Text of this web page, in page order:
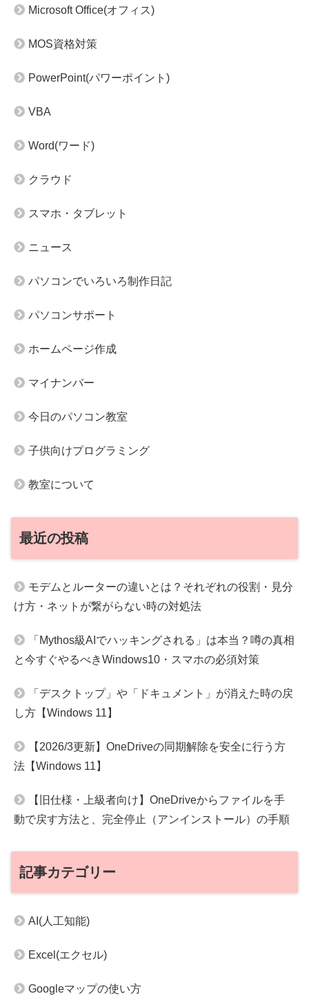
Microsoft Office(オフィス)
MOS資格対策
PowerPoint(パワーポイント)
VBA
Word(ワード)
クラウド
スマホ・タブレット
ニュース
パソコンでいろいろ制作日記
パソコンサポート
ホームページ作成
マイナンバー
今日のパソコン教室
子供向けプログラミング
教室について
最近の投稿
モデムとルーターの違いとは？それぞれの役割・見分
け方・ネットが繋がらない時の対処法
「Mythos級AIでハッキングされる」は本当？噂の真相
と今すぐやるべきWindows10・スマホの必須対策
「デスクトップ」や「ドキュメント」が消えた時の戻
し方【Windows 11】
【2026/3更新】OneDriveの同期解除を安全に行う方
法【Windows 11】
【旧仕様・上級者向け】OneDriveからファイルを手
動で戻す方法と、完全停止（アンインストール）の手順
記事カテゴリー
AI(人工知能)
Excel(エクセル)
Googleマップの使い方